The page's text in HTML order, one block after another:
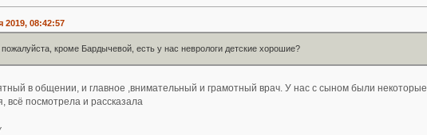
2019, 08:42:57
кроме Бардычевой, есть у нас неврологи детские хорошие?
в общении, и главное ,внимательный и грамотный врач. У нас с сыном были некоторые
посмотрела и рассказала